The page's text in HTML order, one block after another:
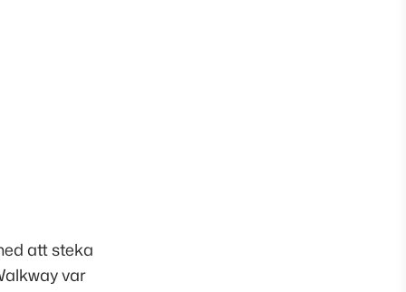
att steka
var